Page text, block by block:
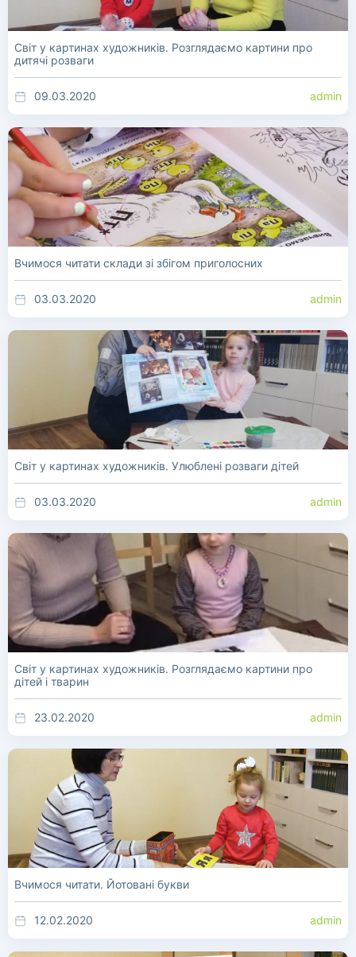
Світ у картинах художників. Розглядаємо картини про
дитячі розваги
09.03.2020 admin
Вчимося читати склади зі збігом приголосних
03.03.2020 admin
Світ у картинах художників. Улюблені розваги дітей
03.03.2020 admin
Світ у картинах художників. Розглядаємо картини про
дітей і тварин
23.02.2020 admin
Вчимося читати. Йотовані букви
12.02.2020 admin